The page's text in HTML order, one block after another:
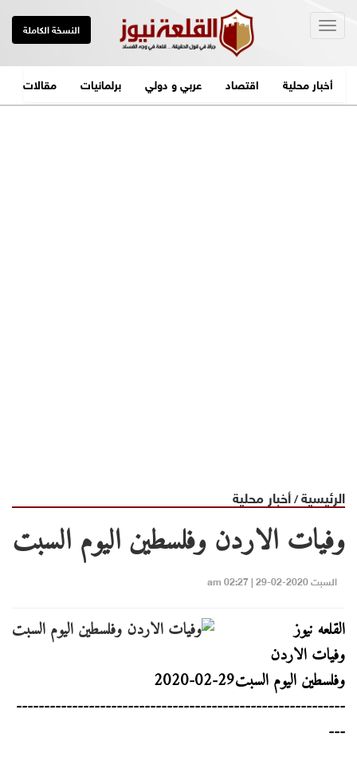
النسخة الكاملة
أخبار محلية اقتصاد عربي و دولي برلمانيات مقالات
الرئيسية/أخبار محلية
وفيات الاردن وفلسطين اليوم السبت
السبت 2020-02-29 | 02:27 am
القلعه نيوز
وفيات الاردن
وفلسطين اليوم السبت29-02-2020
-----------------------------------------------------------
---